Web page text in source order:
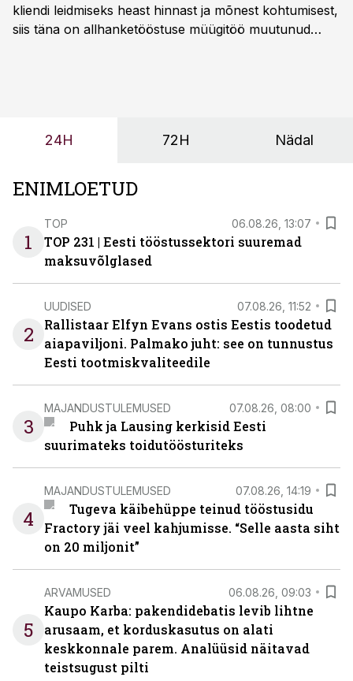
kliendi leidmiseks heast hinnast ja mõnest kohtumisest,
siis täna on allhanketööstuse müügitöö muutunud
24H 72H Nädal
ENIMLOETUD
1
TOP 06.08.26, 13:07
TOP 231 | Eesti tööstussektori suuremad
maksuvõlglased
2
UUDISED 07.08.26, 11:52
Rallistaar Elfyn Evans ostis Eestis toodetud
aiapaviljoni. Palmako juht: see on tunnustus
Eesti tootmiskvaliteedile
3
MAJANDUSTULEMUSED 07.08.26, 08:00
Puhk ja Lausing kerkisid Eesti
suurimateks toidutöösturiteks
4
MAJANDUSTULEMUSED 07.08.26, 14:19
Tugeva käibehüppe teinud tööstusidu
Fractory jäi veel kahjumisse. “Selle aasta siht
on 20 miljonit”
5
ARVAMUSED 06.08.26, 09:03
Kaupo Karba: pakendidebatis levib lihtne
arusaam, et korduskasutus on alati
keskkonnale parem. Analüüsid näitavad
teistsugust pilti